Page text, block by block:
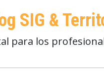
SIG &
para los